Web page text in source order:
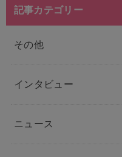
記事カテゴリー
その他
インタビュー
ニュース